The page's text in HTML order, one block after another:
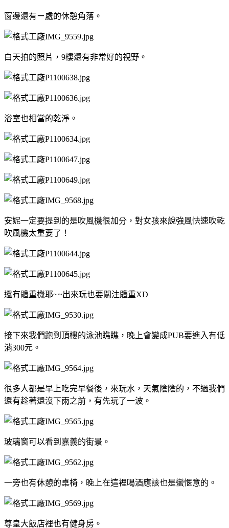
窗邊還有ㄧ處的休憩角落。
白天拍的照片，9樓還有非常好的視野。
浴室也相當的乾淨。
安妮一定要提到的是吹風機很加分，對女孩來說強風快速吹乾
吹風機太重要了！
還有體重機耶~~出來玩也要關注體重XD
接下來我們跑到頂樓的泳池瞧瞧，晚上會變成PUB要進入有低
消300元。
很多人都是早上吃完早餐後，來玩水，天氣陰陰的，不過我們
還有趁著還沒下雨之前，有先玩了一波。
玻璃窗可以看到嘉義的街景。
一旁也有休憩的桌椅，晚上在這裡喝酒應該也是蠻愜意的。
尊皇大飯店裡也有健身房。